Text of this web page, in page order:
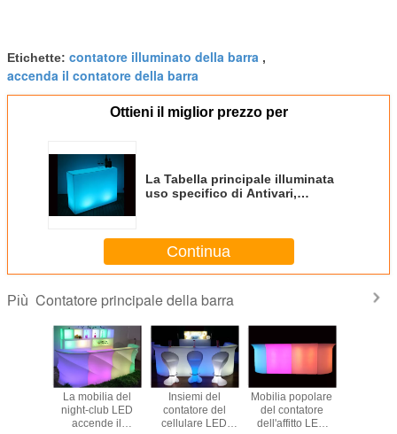
Etichette: contatore illuminato della barra ,
accenda il contatore della barra
Ottieni il miglior prezzo per
La Tabella principale illuminata
uso specifico di Antivari,
Continua
Più Contatore principale della barra
La mobilia del
night-club LED
accende il
Insiemi del
contatore del
cellulare LED
Mobilia popolare
del contatore
dell'affitto LED